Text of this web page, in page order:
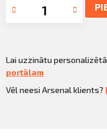
Lai uzzinātu
portālam
Vēl neesi Arsenal klients?